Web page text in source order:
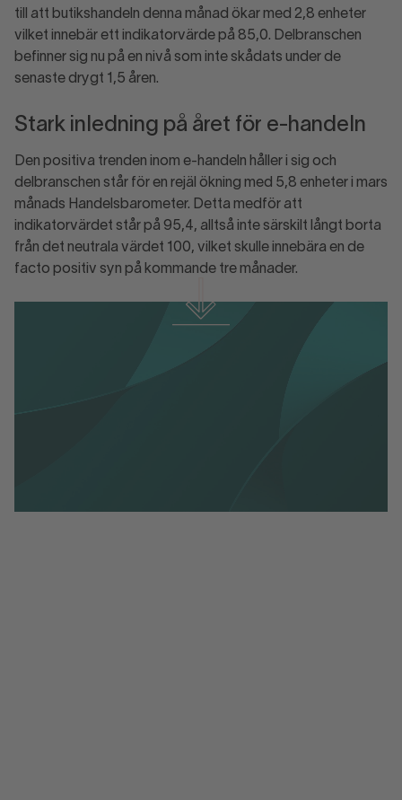
till att butikshandeln denna månad ökar med 2,8 enheter
vilket innebär ett indikatorvärde på 85,0. Delbranschen
befinner sig nu på en nivå som inte skådats under de
senaste drygt 1,5 åren.
Stark inledning på året för e-handeln
Den positiva trenden inom e-handeln håller i sig och
delbranschen står för en rejäl ökning med 5,8 enheter i mars
månads Handelsbarometer. Detta medför att
indikatorvärdet står på 95,4, alltså inte särskilt långt borta
från det neutrala värdet 100, vilket skulle innebära en de
facto positiv syn på kommande tre månader.